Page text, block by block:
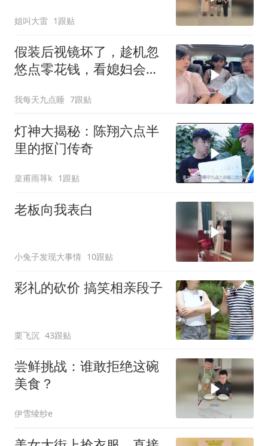
姐叫大雷 1跟贴
假装后视镜坏了，趁机忽
悠点零花钱，看媳妇会不
我每天九点睡 7跟贴
灯神大揭秘：陈翔六点半
里的抠门传奇
皇甫雨荨k 1跟贴
老板向我表白
小兔子发现大事情 10跟贴
彩礼的砍价 搞笑相亲段子
栗飞沉 43跟贴
尝鲜挑战：谁敢拒绝这碗
美食？
伊雪绫纱e